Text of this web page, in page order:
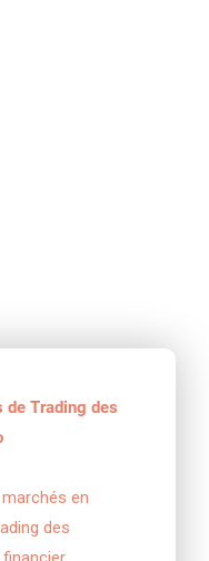
de Trading des
en
des